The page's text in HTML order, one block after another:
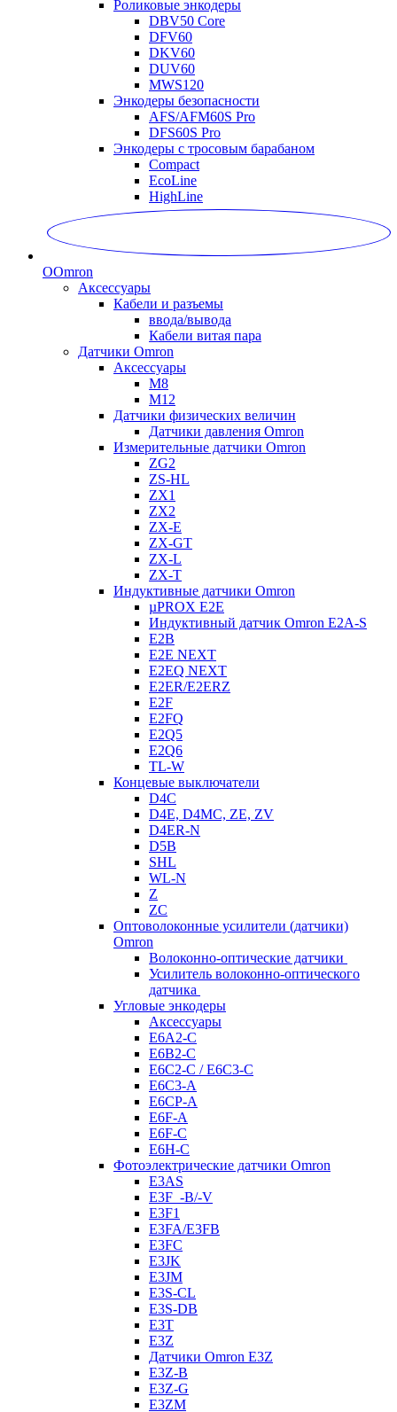
Роликовые энкодеры
DBV50 Core
DFV60
DKV60
DUV60
MWS120
Энкодеры безопасности
AFS/AFM60S Pro
DFS60S Pro
Энкодеры с тросовым барабаном
Compact
EcoLine
HighLine
OOmron
Аксессуары
Кабели и разъемы
ввода/вывода
Кабели витая пара
Датчики Omron
Аксессуары
M8
M12
Датчики физических величин
Датчики давления Omron
Измерительные датчики Omron
ZG2
ZS-HL
ZX1
ZX2
ZX-E
ZX-GT
ZX-L
ZX-T
Индуктивные датчики Omron
µPROX E2E
Индуктивный датчик Omron E2A-S
E2B
E2E NEXT
E2EQ NEXT
E2ER/E2ERZ
E2F
E2FQ
E2Q5
E2Q6
TL-W
Концевые выключатели
D4C
D4E, D4MC, ZE, ZV
D4ER-N
D5B
SHL
WL-N
Z
ZC
Оптоволоконные усилители (датчики)
Omron
Волоконно-оптические датчики
Усилитель волоконно-оптического
датчика
Угловые энкодеры
Аксессуары
E6A2-C
E6B2-C
E6C2-C / E6C3-C
E6C3-A
E6CP-A
E6F-A
E6F-C
E6H-C
Фотоэлектрические датчики Omron
E3AS
E3F_-B/-V
E3F1
E3FA/E3FB
E3FC
E3JK
E3JM
E3S-CL
E3S-DB
E3T
E3Z
Датчики Omron E3Z
E3Z-B
E3Z-G
E3ZM